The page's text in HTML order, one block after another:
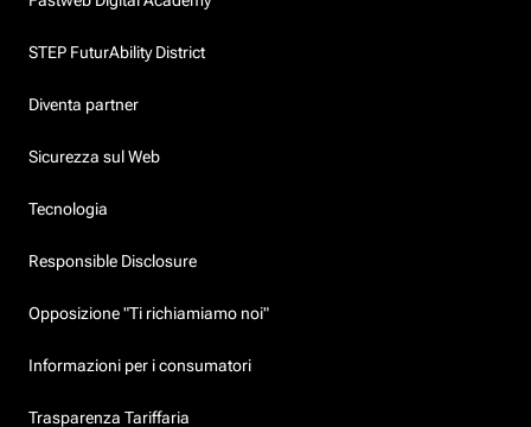
STEP FuturAbility District
Diventa partner
Sicurezza sul Web
Tecnologia
Responsible Disclosure
Opposizione "Ti richiamiamo noi"
Informazioni per i consumatori
Trasparenza Tariffaria